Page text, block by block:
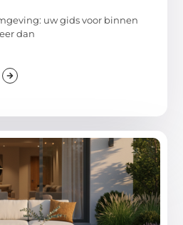
uw gids voor binnen
dan